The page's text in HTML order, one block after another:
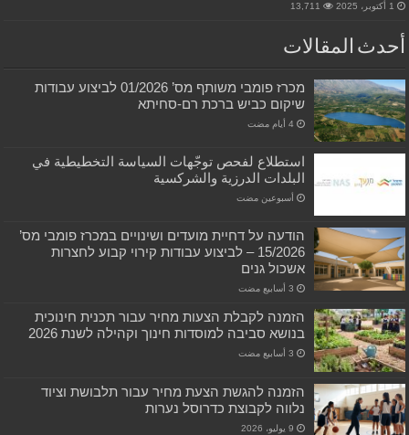
1 أكتوبر، 2025 13,711
أحدث المقالات
מכרז פומבי משותף מס’ 01/2026 לביצוע עבודות
שיקום כביש ברכת רם-סחיתא
استطلاع لفحص توجّهات السياسة التخطيطية في
البلدات الدرزية والشركسية
‏أسبوعين مضت
הודעה על דחיית מועדים ושינויים במכרז פומבי מס’
15/2026 – לביצוע עבודות קירוי קבוע לחצרות
אשכול גנים
הזמנה לקבלת הצעות מחיר עבור תכנית חינוכית
בנושא סביבה למוסדות חינוך וקהילה לשנת 2026
הזמנה להגשת הצעת מחיר עבור תלבושת וציוד
נלווה לקבוצת כדרוסל נערות
9 يوليو، 2026